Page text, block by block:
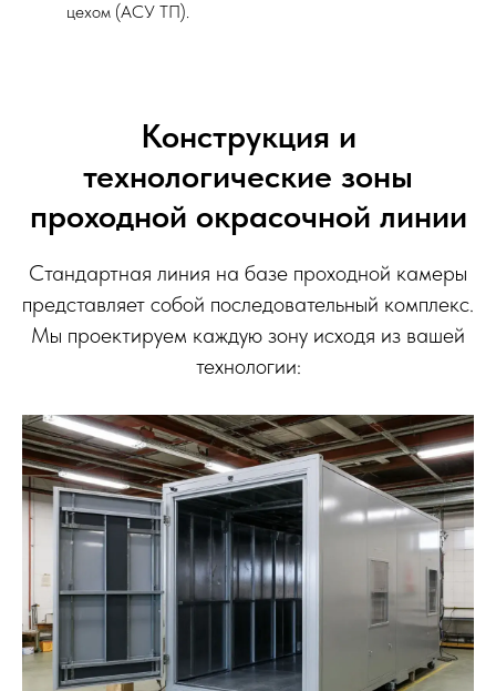
цехом (АСУ ТП).
Конструкция и
технологические зоны
проходной окрасочной линии
Стандартная линия на базе проходной камеры
представляет собой последовательный комплекс.
Мы проектируем каждую зону исходя из вашей
технологии: